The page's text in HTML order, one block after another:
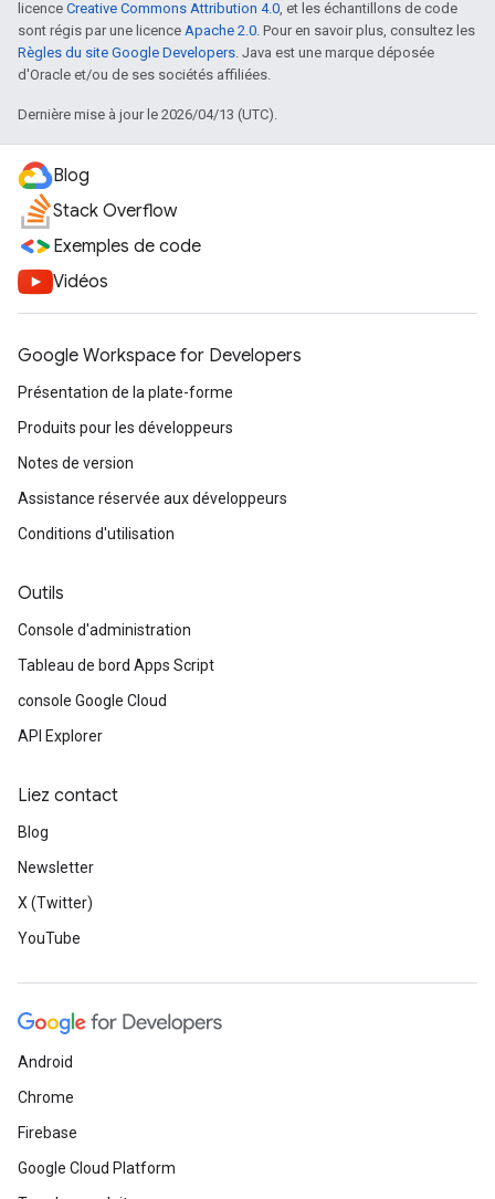
licence Creative Commons Attribution 4.0, et les échantillons de code
sont régis par une licence Apache 2.0. Pour en savoir plus, consultez les
Règles du site Google Developers. Java est une marque déposée
d'Oracle et/ou de ses sociétés affiliées.
Dernière mise à jour le 2026/04/13 (UTC).
Blog
Stack Overflow
Exemples de code
Vidéos
Google Workspace for Developers
Présentation de la plate-forme
Produits pour les développeurs
Notes de version
Assistance réservée aux développeurs
Conditions d'utilisation
Outils
Console d'administration
Tableau de bord Apps Script
console Google Cloud
API Explorer
Liez contact
Blog
Newsletter
X (Twitter)
YouTube
Android
Chrome
Firebase
Google Cloud Platform